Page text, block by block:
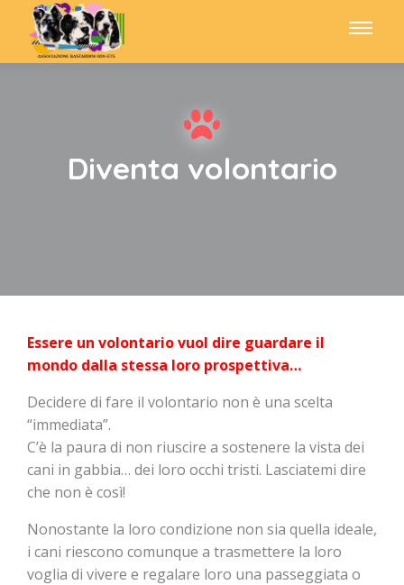
Diventa volontario
Essere un volontario vuol dire guardare il
mondo dalla stessa loro prospettiva…
Decidere di fare il volontario non è una scelta
“immediata”.
C’è la paura di non riuscire a sostenere la vista dei
cani in gabbia… dei loro occhi tristi. Lasciatemi dire
che non è così!
Nonostante la loro condizione non sia quella ideale,
i cani riescono comunque a trasmettere la loro
voglia di vivere e regalare loro una passeggiata o